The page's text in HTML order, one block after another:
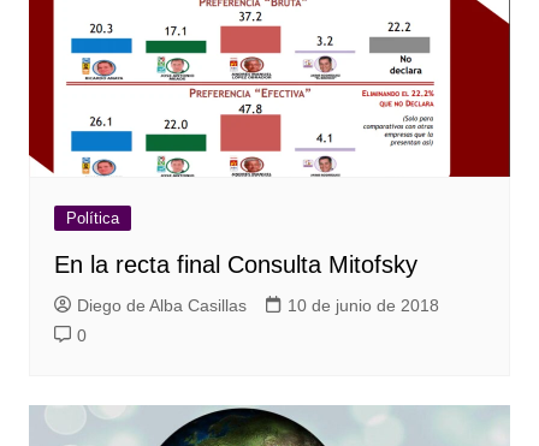
Política
En la recta final Consulta Mitofsky
Diego de Alba Casillas
10 de junio de 2018
0